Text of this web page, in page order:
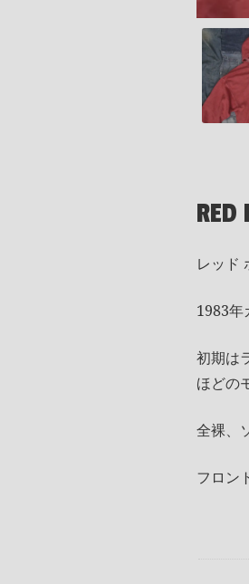
RED
レッド
1983年
初期は
ほどの
全裸、
フロン